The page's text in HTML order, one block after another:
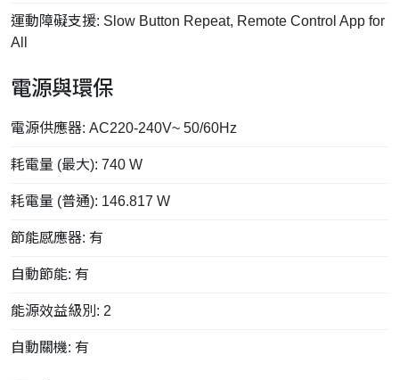
運動障礙支援: Slow Button Repeat, Remote Control App for
All
電源與環保
電源供應器: AC220-240V~ 50/60Hz
耗電量 (最大): 740 W
耗電量 (普通): 146.817 W
節能感應器: 有
自動節能: 有
能源效益級別: 2
自動關機: 有